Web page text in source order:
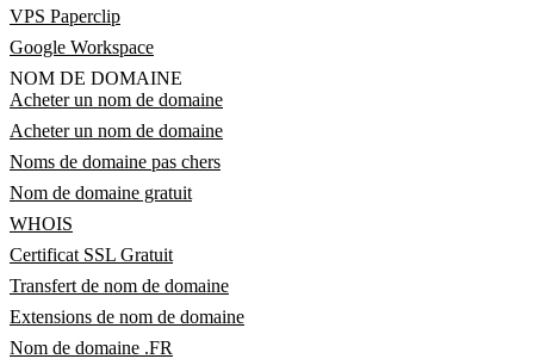
VPS Paperclip
Google Workspace
NOM DE DOMAINE
Acheter un nom de domaine
Acheter un nom de domaine
Noms de domaine pas chers
Nom de domaine gratuit
WHOIS
Certificat SSL Gratuit
Transfert de nom de domaine
Extensions de nom de domaine
Nom de domaine .FR